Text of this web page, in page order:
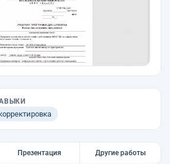
Презентация Другие работы